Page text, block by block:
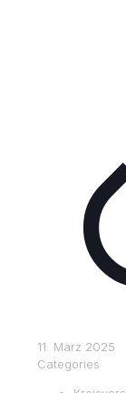
11. März 2025
Categories